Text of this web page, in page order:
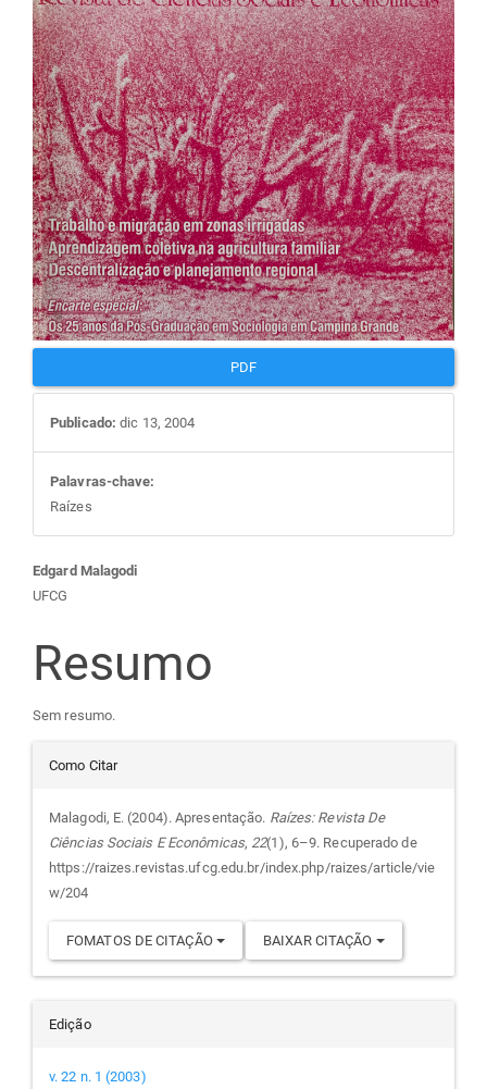
artigos
PDF
Publicado: dic 13, 2004
Palavras-chave:
Raízes
Conteúdo
do
artigo
principal
Edgard Malagodi
UFCG
Resumo
Sem resumo.
Detalhes
do
artigo
Como Citar
Malagodi, E. (2004). Apresentação. Raízes: Revista De
Ciências Sociais E Econômicas, 22(1), 6–9. Recuperado de
https://raizes.revistas.ufcg.edu.br/index.php/raizes/article/vie
w/204
FOMATOS DE CITAÇÃO BAIXAR CITAÇÃO
Edição
v. 22 n. 1 (2003)